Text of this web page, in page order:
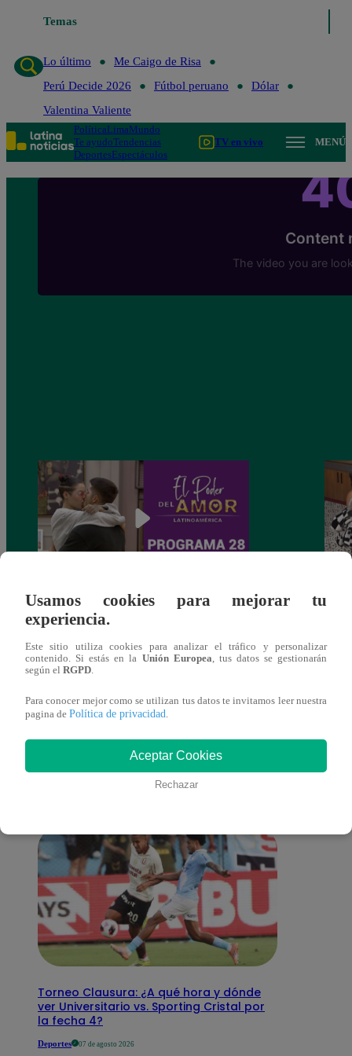
Temas
Lo último
Me Caigo de Risa
Perú Decide 2026
Fútbol peruano
Dólar
Valentina Valiente
PolíticaLimaMundo
Te ayudoTendencias
DeportesEspectáculos
TV en vivo MENÚ
El poder del amor – Domingo 12 de
septiembre del 2021 (1/3)
El
También te puede
interesar
Torneo Clausura: ¿A qué hora y dónde
ver Universitario vs. Sporting Cristal por
la fecha 4?
Deportes 07 de agosto 2026
Usamos cookies para mejorar tu
experiencia.
Este sitio utiliza cookies para analizar el tráfico y personalizar
contenido. Si estás en la Unión Europea , tus datos se gestionarán
según el RGPD
Para conocer mejor como se utilizan tus datos te invitamos leer nuestra
pagina de Política de privacidad
Aceptar Cookies
Rechazar